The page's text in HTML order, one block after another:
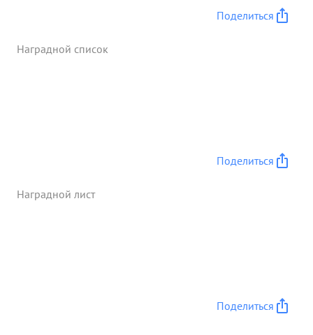
Поделиться
Наградной список
Поделиться
Наградной лист
Поделиться